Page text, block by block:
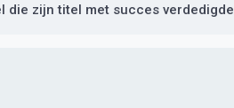
die zijn titel met succes verdedigde